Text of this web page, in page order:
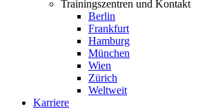
Trainingszentren und Kontakt
Berlin
Frankfurt
Hamburg
München
Wien
Zürich
Weltweit
Karriere